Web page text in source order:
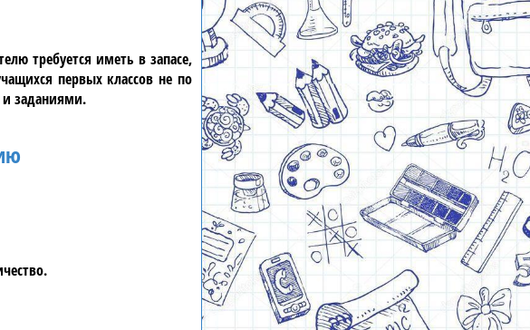
требуется иметь в запасе,
первых классов не по
заданиями.